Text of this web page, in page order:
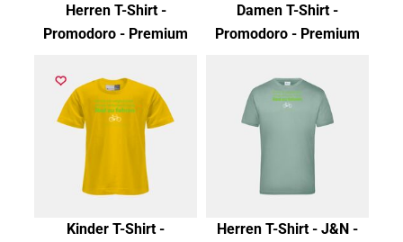
Herren T-Shirt -
Promodoro - Premium
Damen T-Shirt -
Promodoro - Premium
Kinder T-Shirt -
Herren T-Shirt - J&N -